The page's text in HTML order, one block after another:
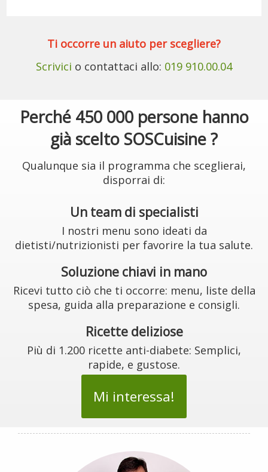
Ti occorre un aiuto per scegliere?
Scrivici o contattaci allo: 019 910.00.04
Perché 450 000 persone hanno
già scelto SOSCuisine ?
Qualunque sia il programma che sceglierai,
disporrai di:
Un team di specialisti
I nostri menu sono ideati da
dietisti/nutrizionisti per favorire la tua salute.
Soluzione chiavi in mano
Ricevi tutto ciò che ti occorre: menu, liste della
spesa, guida alla preparazione e consigli.
Ricette deliziose
Più di 1.200 ricette anti-diabete: Semplici,
rapide, e gustose.
Mi interessa!